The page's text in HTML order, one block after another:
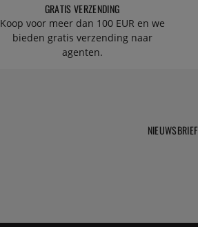
GRATIS VERZENDING
Koop voor meer dan 100 EUR en we
bieden gratis verzending naar
agenten.
NIEUWSBRIEF